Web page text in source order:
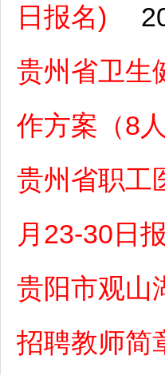
日报名)
贵州省卫生
作方案（8
贵州省职工
月23-30日报
贵阳市观山
招聘教师简